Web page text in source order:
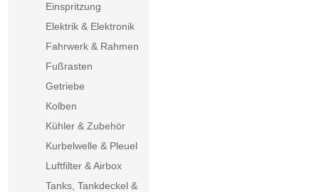
Einspritzung
Elektrik & Elektronik
Fahrwerk & Rahmen
Fußrasten
Getriebe
Kolben
Kühler & Zubehör
Kurbelwelle & Pleuel
Luftfilter & Airbox
Tanks, Tankdeckel &